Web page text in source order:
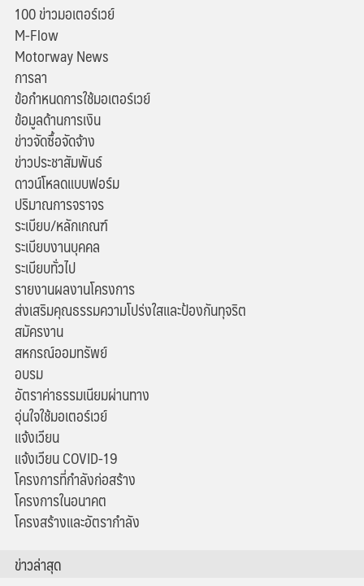
100 ข่าวมอเตอร์เวย์
M-Flow
Motorway News
การลา
ข้อกำหนดการใช้มอเตอร์เวย์
ข้อมูลด้านการเงิน
ข่าวจัดซื้อจัดจ้าง
ข่าวประชาสัมพันธ์
ดาวน์โหลดแบบฟอร์ม
ปริมาณการจราจร
ระเบียบ/หลักเกณฑ์
ระเบียบงานบุคคล
ระเบียบทั่วไป
รายงานผลงานโครงการ
ส่งเสริมคุณธรรมความโปร่งใสและป้องกันทุจริต
สมัครงาน
สหกรณ์ออมทรัพย์
อบรม
อัตราค่าธรรมเนียมผ่านทาง
อุ่นใจใช้มอเตอร์เวย์
แจ้งเวียน
แจ้งเวียน COVID-19
โครงการที่กำลังก่อสร้าง
โครงการในอนาคต
โครงสร้างและอัตรากำลัง
ข่าวล่าสุด